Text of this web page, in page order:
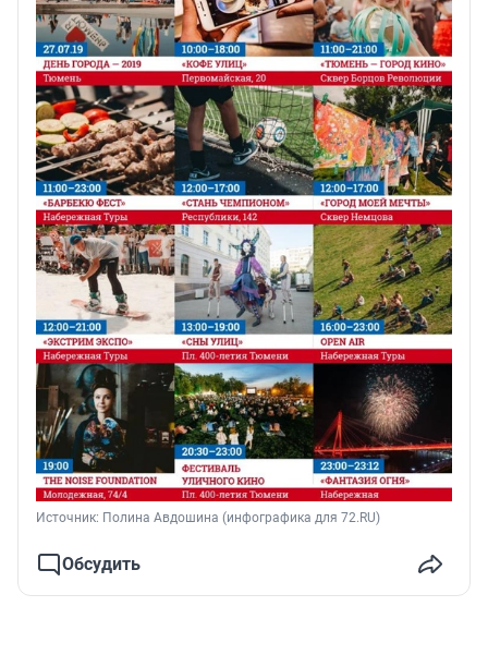
Источник: Полина Авдошина (инфографика для 72.RU)
Обсудить